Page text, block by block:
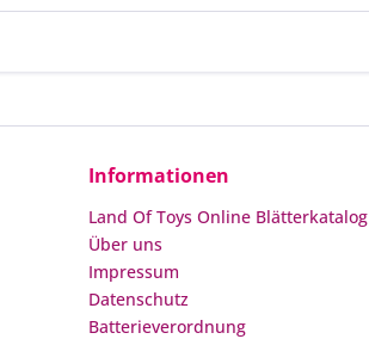
Informationen
Land Of Toys Online Blätterkatalog
Über uns
Impressum
Datenschutz
Batterieverordnung